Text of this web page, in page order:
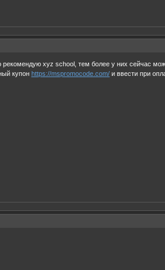
рекомендую xyz school, тем более у них сейчас
купонhttps://mspromocode.com/ и ввести при